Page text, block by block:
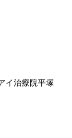
イ治療院平塚